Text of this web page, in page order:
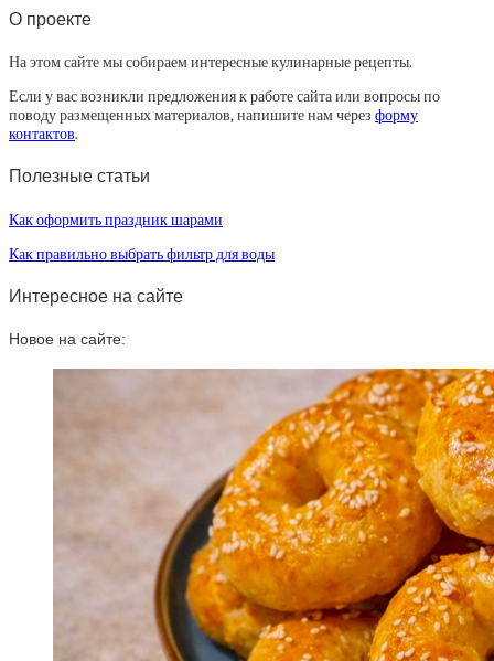
О проекте
На этом сайте мы собираем интересные кулинарные рецепты.
Если у вас возникли предложения к работе сайта или вопросы по
поводу размещенных материалов, напишите нам через форму
контактов.
Полезные статьи
Как оформить праздник шарами
Как правильно выбрать фильтр для воды
Интересное на сайте
Новое на сайте: